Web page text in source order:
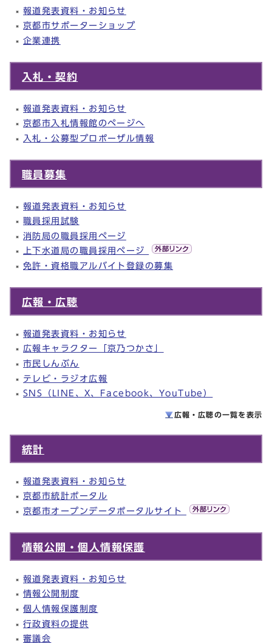
報道発表資料・お知らせ
京都市サポーターショップ
企業連携
入札・契約
報道発表資料・お知らせ
京都市入札情報館のページへ
入札・公募型プロポーザル情報
職員募集
報道発表資料・お知らせ
職員採用試験
消防局の職員採用ページ
上下水道局の職員採用ページ
免許・資格職アルバイト登録の募集
広報・広聴
報道発表資料・お知らせ
広報キャラクター「京乃つかさ」
市民しんぶん
テレビ・ラジオ広報
SNS（LINE、X、Facebook、YouTube）
広報・広聴の一覧を 表示
統計
報道発表資料・お知らせ
京都市統計ポータル
京都市オープンデータポータルサイト
情報公開・個人情報保護
報道発表資料・お知らせ
情報公開制度
個人情報保護制度
行政資料の提供
審議会